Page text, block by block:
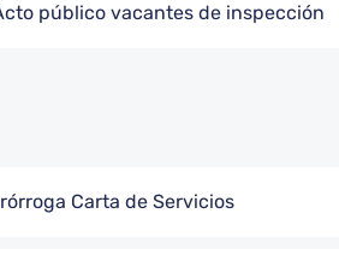
público vacantes de inspección
Carta de Servicios